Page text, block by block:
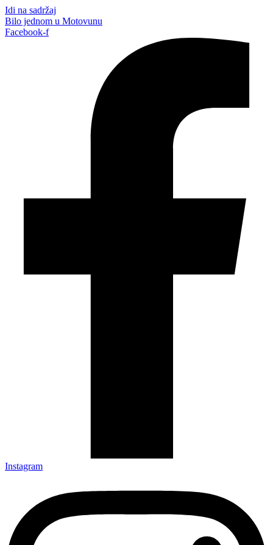
Idi na sadržaj
Bilo jednom u Motovunu
Facebook-f
Instagram